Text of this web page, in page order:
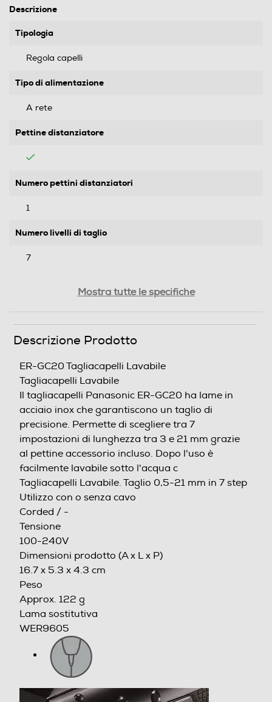
Descrizione
Tipologia
Regola capelli
Tipo di alimentazione
A rete
Pettine distanziatore
Numero pettini distanziatori
1
Numero livelli di taglio
7
Ricarica rapida
Lavabile
Lavabile
Funzione Wet & Dry
Blocco di sicurezza
Altre funzioni
Regolazione lunghezza di taglio da 3 a 21 mm 7 step di
taglio da 1 mm (0,5 mm senza pettine) Funzione
di taglio con lame affilate a 45°
Mostra tutte le specifiche
Descrizione Prodotto
ER-GC20 Tagliacapelli Lavabile
Tagliacapelli Lavabile
Il tagliacapelli Panasonic ER-GC20 ha lame in acciaio inox
che garantiscono un taglio di precisione. Permette di scegliere
tra 7 impostazioni di lunghezza tra 3 e 21 mm grazie al
pettine accessorio incluso. Dopo l'uso è facilmente lavabile
sotto l'acqua c
Tagliacapelli Lavabile. Taglio 0,5-21 mm in 7 step
Utilizzo con o senza cavo
Corded / -
Tensione
Dimensioni prodotto (A x L x P)
16.7 x 5.3 x 4.3 cm
Peso
Approx. 122 g
Lama sostitutiva